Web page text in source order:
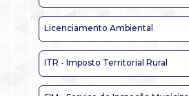
Licenciamento Ambiental
ITR - Imposto Territorial Rural